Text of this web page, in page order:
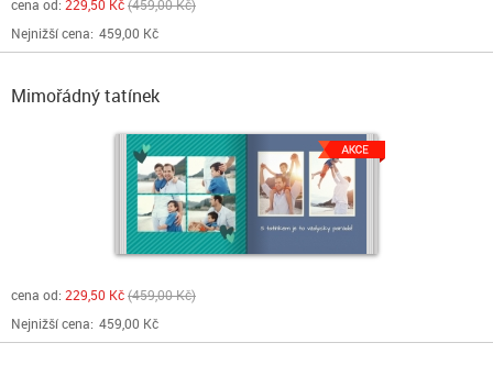
cena od: 229,50 Kč 459,00 Kč
Nejnižší cena: 459,00 Kč
Mimořádný tatínek
cena od: 229,50 Kč 459,00 Kč
Nejnižší cena: 459,00 Kč